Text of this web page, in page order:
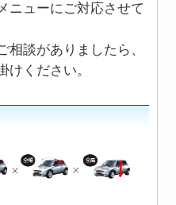
ニューにご対応させて
相談がありましたら、
けください。